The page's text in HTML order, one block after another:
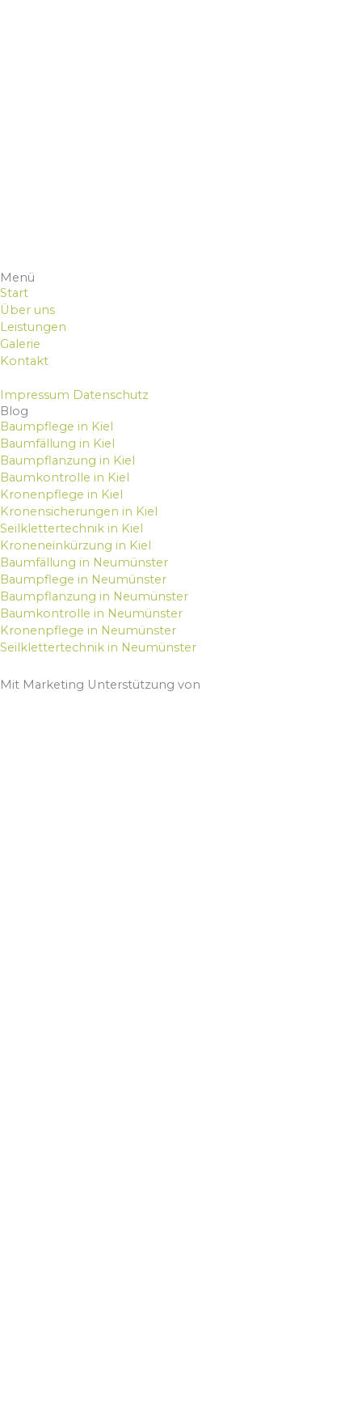
Menü
Start
Über uns
Leistungen
Galerie
Kontakt
Impressum Datenschutz
Blog
Baumpflege in Kiel
Baumfällung in Kiel
Baumpflanzung in Kiel
Baumkontrolle in Kiel
Kronenpflege in Kiel
Kronensicherungen in Kiel
Seilklettertechnik in Kiel
Kroneneinkürzung in Kiel
Baumfällung in Neumünster
Baumpflege in Neumünster
Baumpflanzung in Neumünster
Baumkontrolle in Neumünster
Kronenpflege in Neumünster
Seilklettertechnik in Neumünster
Mit Marketing Unterstützung von